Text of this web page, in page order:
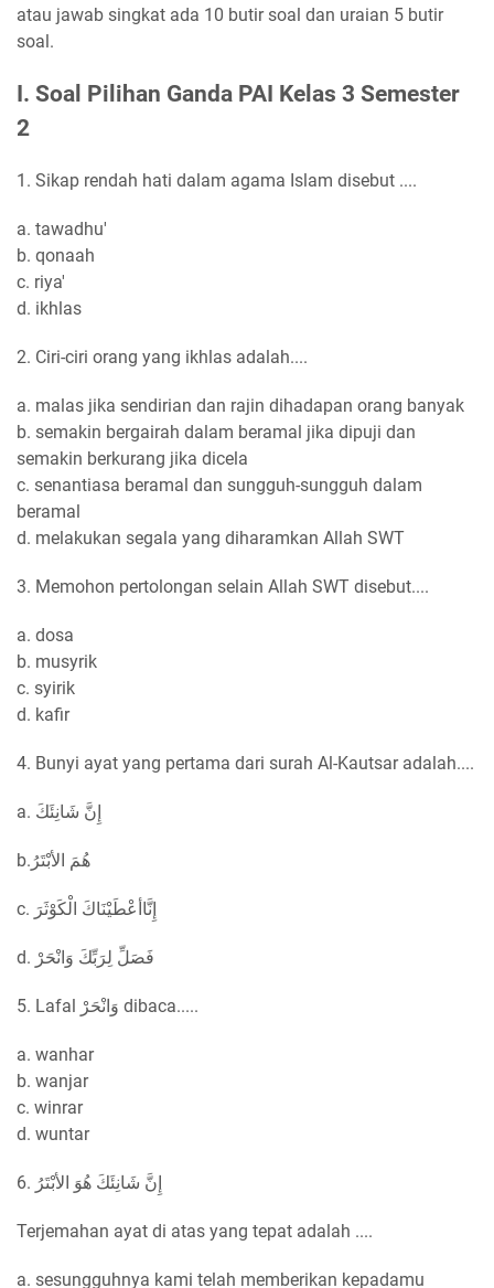
atau jawab singkat ada 10 butir soal dan uraian 5 butir
soal.
I. Soal Pilihan Ganda PAI Kelas 3 Semester
2
1. Sikap rendah hati dalam agama Islam disebut ....
a. tawadhu'
b. qonaah
c. riya'
d. ikhlas
2. Ciri-ciri orang yang ikhlas adalah....
a. malas jika sendirian dan rajin dihadapan orang banyak
b. semakin bergairah dalam beramal jika dipuji dan
semakin berkurang jika dicela
c. senantiasa beramal dan sungguh-sungguh dalam
beramal
d. melakukan segala yang diharamkan Allah SWT
3. Memohon pertolongan selain Allah SWT disebut....
a. dosa
b. musyrik
c. syirik
d. kafir
4. Bunyi ayat yang pertama dari surah Al-Kautsar adalah....
a. إِنَّ شَانِئَكَ
b.هُمَ الأبْتَرُ
c. إِنَّاأعْطَيْنَاكَ الْكَوْثَرَ
d. فَصَلِّ لِرَبِّكَ وَانْحَرْ
5. Lafal وَانْحَرْ dibaca.....
a. wanhar
b. wanjar
c. winrar
d. wuntar
6. إِنَّ شَانِئَكَ هُوَ الأبْتَرُ
Terjemahan ayat di atas yang tepat adalah ....
a. sesungguhnya kami telah memberikan kepadamu